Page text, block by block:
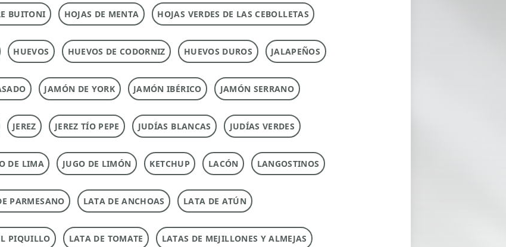
BUITONI HOJAS DE MENTA HOJAS VERDES DE LAS CEBOLLETAS
HUEVOS HUEVOS DE CODORNIZ HUEVOS DUROS JALAPEÑOS
JAMÓN DE YORK JAMÓN IBÉRICO JAMÓN SERRANO
JEREZ JEREZ TÍO PEPE JUDÍAS BLANCAS JUDÍAS VERDES
DE LIMA JUGO DE LIMÓN KETCHUP LACÓN LANGOSTINOS
PARMESANO LATA DE ANCHOAS LATA DE ATÚN
PIQUILLO LATA DE TOMATE LATAS DE MEJILLONES Y ALMEJAS